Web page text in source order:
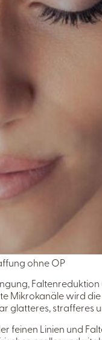
ohne OP
Mikrokanäle wird
glatteres, strafferes
Linien und